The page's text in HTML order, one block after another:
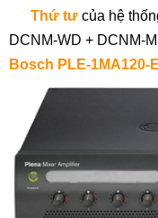
Thứ tư của hệ
DCNM-WD + DCNM-
Bosch PLE-1MA120-